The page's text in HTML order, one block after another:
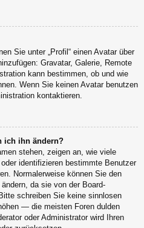
Sie unter „Profil“ einen Avatar über
Gravatar, Galerie, Remote
kann bestimmen, ob und wie
Wenn Sie keinen Avatar benutzen
kontaktieren.
ich ihn ändern?
stehen, zeigen an, wie viele
identifizieren bestimmte Benutzer
Normalerweise können Sie den
da sie von der Board-
schreiben Sie keine sinnlosen
— die meisten Foren dulden
oder Administrator wird Ihren